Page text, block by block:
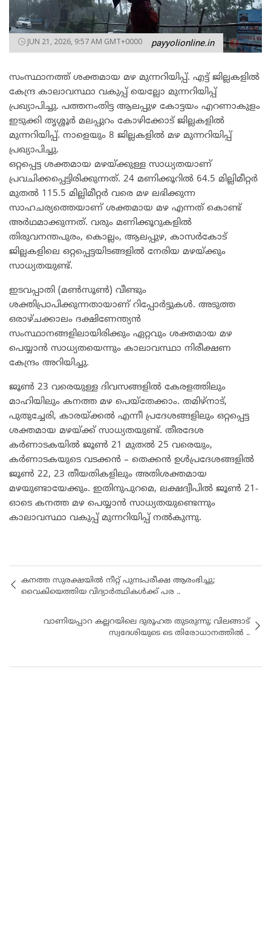
JUN 21, 2026, 9:57 AM GMT+0000 payyolionline.in
സംസ്ഥാനത്ത് ശക്തമായ മഴ മുന്നറിയിപ്പ്. എട്ട് ജില്ലകളിൽ
കേന്ദ്ര കാലാവസ്ഥാ വകുപ്പ് യെല്ലോ മുന്നറിയിപ്പ്
പ്രഖ്യാപിച്ചു. പത്തനംതിട്ട ആലപ്പുഴ കോട്ടയം എറണാകുളം
ഇടുക്കി തൃശ്ശൂർ മലപ്പുറം കോഴിക്കോട് ജില്ലകളിൽ
മുന്നറിയിപ്പ്. നാളെയും 8 ജില്ലകളിൽ മഴ മുന്നറിയിപ്പ്
പ്രഖ്യാപിച്ചു.
ഒറ്റപ്പെട്ട ശക്തമായ മഴയ്ക്കുള്ള സാധ്യതയാണ്
പ്രവചിക്കപ്പെട്ടിരിക്കുന്നത്. 24 മണിക്കൂറിൽ 64.5 മില്ലിമീറ്റർ
മുതൽ 115.5 മില്ലിമീറ്റർ വരെ മഴ ലഭിക്കുന്ന
സാഹചര്യത്തെയാണ് ശക്തമായ മഴ എന്നത് കൊണ്ട്
അർഥമാക്കുന്നത്. വരും മണിക്കൂറുകളിൽ
തിരുവനന്തപുരം, കൊല്ലം, ആലപ്പുഴ, കാസർകോട്
ജില്ലകളിലെ ഒറ്റപ്പെട്ടയിടങ്ങളിൽ നേരിയ മഴയ്ക്കും
സാധ്യതയുണ്ട്.
ഇടവപ്പാതി (മൺസൂൺ) വീണ്ടും
ശക്തിപ്രാപിക്കുന്നതായാണ് റിപ്പോർട്ടുകൾ. അടുത്ത
ഒരാഴ്ചക്കാലം ദക്ഷിണേന്ത്യൻ
സംസ്ഥാനങ്ങളിലായിരിക്കും ഏറ്റവും ശക്തമായ മഴ
പെയ്യാൻ സാധ്യതയെന്നും കാലാവസ്ഥാ നിരീക്ഷണ
കേന്ദ്രം അറിയിച്ചു.
ജൂൺ 23 വരെയുള്ള ദിവസങ്ങളിൽ കേരളത്തിലും
മാഹിയിലും കനത്ത മഴ പെയ്തേക്കാം. തമിഴ്‌നാട്,
പുതുച്ചേരി, കാരയ്ക്കൽ എന്നീ പ്രദേശങ്ങളിലും ഒറ്റപ്പെട്ട
ശക്തമായ മഴയ്ക്ക് സാധ്യതയുണ്ട്. തീരദേശ
കർണാടകയിൽ ജൂൺ 21 മുതൽ 25 വരെയും,
കർണാടകയുടെ വടക്കൻ – തെക്കൻ ഉൾപ്രദേശങ്ങളിൽ
ജൂൺ 22, 23 തീയതികളിലും അതിശക്തമായ
മഴയുണ്ടായേക്കും. ഇതിനുപുറമെ, ലക്ഷദ്വീപിൽ ജൂൺ 21-
ഓടെ കനത്ത മഴ പെയ്യാൻ സാധ്യതയുണ്ടെന്നും
കാലാവസ്ഥാ വകുപ്പ് മുന്നറിയിപ്പ് നൽകുന്നു.
കനത്ത സുരക്ഷയിൽ നീറ്റ് പുനഃപരീക്ഷ ആരംഭിച്ചു;
വൈകിയെത്തിയ വിദ്യാർത്ഥികൾക്ക് പര ..
വാണിയപ്പാറ കല്ലറയിലെ ദുരൂഹത തുടരുന്നു; വിലങ്ങാട്
സ്വദേശിയുടെ ടെ തിരോധാനത്തിൽ ..